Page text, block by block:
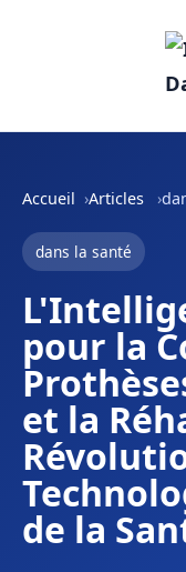
Accueil Articles
dans la santé
pour la
et la
de la